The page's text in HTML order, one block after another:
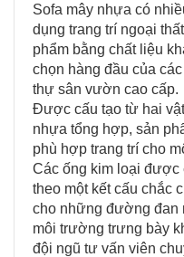
Sofa mây nhựa có
dụng trang trí ngoại
phẩm bằng chất liệu
chọn hàng đầu của
thự sân vườn cao cấp.
Được cấu tạo từ hai
nhựa tổng hợp, sản
phù hợp trang trí cho
Các ống kim loại được
theo một kết cấu chắc
cho những đường đan
môi trường trưng bày
đội ngũ tư vấn viên